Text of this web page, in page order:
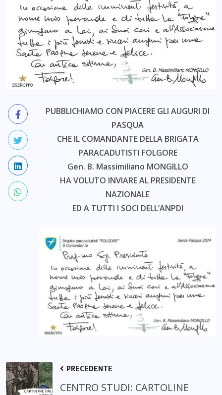
PUBBLICHIAMO CON PIACERE GLI AUGURI DI
PASQUA
CHE IL COMANDANTE DELLA BRIGATA
PARACADUTISTI FOLGORE
Gen. B. Massimiliano MONGILLO
HA VOLUTO INVIARE AL PRESIDENTE
NAZIONALE
ED A TUTTI I SOCI DELL’ANPDI
PRECEDENTE
CENTRO STUDI: CARTOLINE